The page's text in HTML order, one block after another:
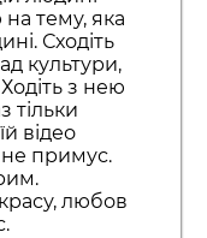
тему, яка
Сходіть
культури,
з нею
тільки
відео
примус.
любов